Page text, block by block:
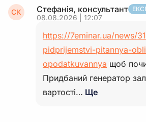
СК Стефанія, консультант
08.08.2026 | 12:07
https://7eminar.ua/news/
pidprijemstvi-pitannya-
opodatkuvannya щоб
Придбаний генератор
вартості… Ще